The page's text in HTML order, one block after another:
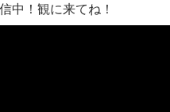
中！観に来てね！